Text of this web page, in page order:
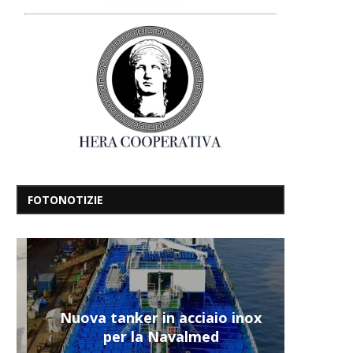
FOTONOTIZIE
Nuova tanker in acciaio inox
per la Navalmed